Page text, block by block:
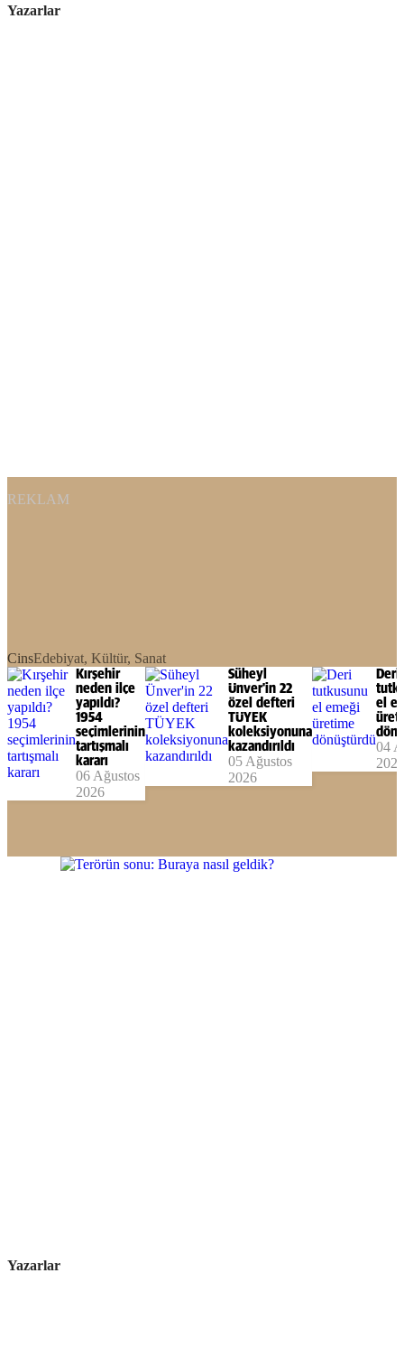
Yazarlar
REKLAM
CinsEdebiyat, Kültür, Sanat
Kırşehir
neden ilçe
yapıldı?
1954
seçimlerinin
tartışmalı
kararı
06 Ağustos
2026
Süheyl
Ünver'in 22
özel defteri
TÜYEK
koleksiyonuna
kazandırıldı
05 Ağustos
2026
Deri
el
04
2026
Yazarlar